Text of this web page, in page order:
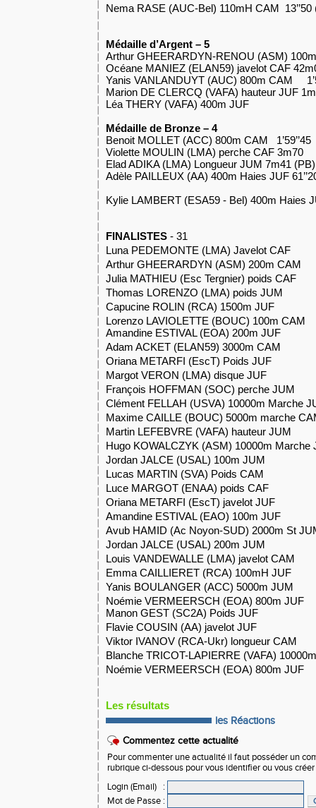
Nema RASE (AUC-Bel) 110mH CAM 13’’50
Médaille d’Argent – 5
Arthur GHEERARDYN-RENOU (ASM) 100m
Océane MANIEZ (ELAN59) javelot CAF
Yanis VANLANDUYT (AUC) 800m CAM
Marion DE CLERCQ (VAFA) hauteur JUF
Léa THERY (VAFA) 400m JUF
Médaille de Bronze – 4
Benoit MOLLET (ACC) 800m CAM 1’59’’45
Violette MOULIN (LMA) perche CAF 3m70
Elad ADIKA (LMA) Longueur JUM 7m41 (PB)
Adèle PAILLEUX (AA) 400m Haies JUF
Kylie LAMBERT (ESA59 - Bel) 400m Haies
FINALISTES - 31
Luna PEDEMONTE (LMA) Javelot
Arthur GHEERARDYN (ASM) 200m
Julia MATHIEU (Esc Tergnier) poids
Thomas LORENZO (LMA) poids
Capucine ROLIN (RCA) 1500m
Lorenzo LAVIOLETTE (BOUC) 100m
Amandine ESTIVAL (EOA) 200m
Adam ACKET (ELAN59) 3000m
Oriana METARFI (EscT) Poids
Margot VERON (LMA) disque
François HOFFMAN (SOC) perche
Clément FELLAH (USVA) 10000m Marche
Maxime CAILLE (BOUC) 5000m marche
Martin LEFEBVRE (VAFA) hauteur
Hugo KOWALCZYK (ASM) 10000m Marche
Jordan JALCE (USAL) 100m
Lucas MARTIN (SVA) Poids
Luce MARGOT (ENAA) poids
Oriana METARFI (EscT) javelot
Amandine ESTIVAL (EAO) 100m
Avub HAMID (Ac Noyon-SUD) 2000m St
Jordan JALCE (USAL) 200m
Louis VANDEWALLE (LMA) javelot
Emma CAILLIERET (RCA) 100mH
Yanis BOULANGER (ACC) 5000m
Noémie VERMEERSCH (EOA) 800m
Manon GEST (SC2A) Poids
Flavie COUSIN (AA) javelot
Viktor IVANOV (RCA-Ukr) longueur
Blanche TRICOT-LAPIERRE (VAFA)
Noémie VERMEERSCH (EOA) 800m
Les résultats
les Réactions
Commentez cette actualité
Pour commenter une actualité il faut posséder un
rubrique ci-dessous pour vous identifier ou vous
Login (Email)
:
Mot de Passe :